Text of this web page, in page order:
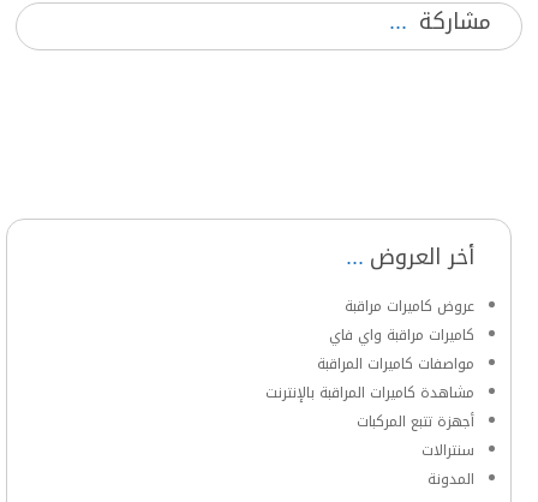
مشاركة
أخر العروض
عروض كاميرات مراقبة
كاميرات مراقبة واي فاي
مواصفات كاميرات المراقبة
مشاهدة كاميرات المراقبة بالإنترنت
أجهزة تتبع المركبات
سنترالات
المدونة